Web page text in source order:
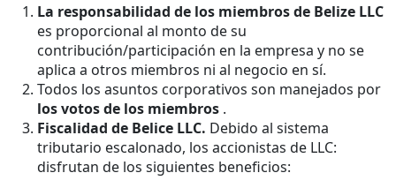
La responsabilidad de los miembros de Belize LLC
es proporcional al monto de su
contribución/participación en la empresa y no se
aplica a otros miembros ni al negocio en sí.
Todos los asuntos corporativos son manejados por
los votos de los miembros .
Fiscalidad de Belice LLC. Debido al sistema
tributario escalonado, los accionistas de LLC:
disfrutan de los siguientes beneficios: